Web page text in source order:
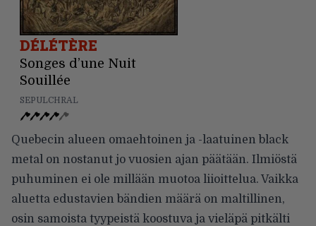
DÉLÉTÈRE
Songes d’une Nuit
Souillée
SEPULCHRAL
Quebecin alueen omaehtoinen ja -laatuinen black
metal on nostanut jo vuosien ajan päätään. Ilmiöstä
puhuminen ei ole millään muotoa liioittelua. Vaikka
aluetta edustavien bändien määrä on maltillinen,
osin samoista tyypeistä koostuva ja vieläpä pitkälti